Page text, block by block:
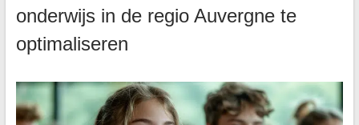
onderwijs in de regio Auvergne te
optimaliseren